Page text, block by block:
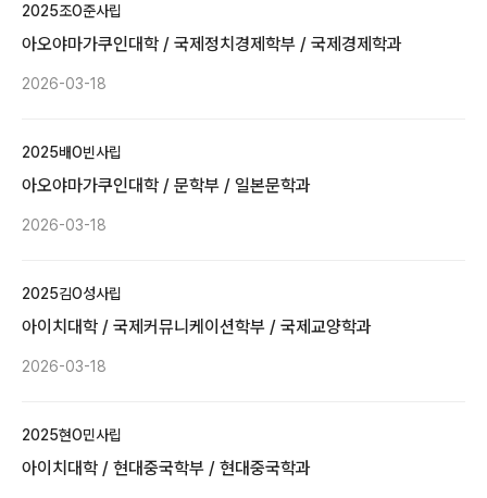
2025조O준사립
아오야마가쿠인대학 / 국제정치경제학부 / 국제경제학과
2026-03-18
2025배O빈사립
아오야마가쿠인대학 / 문학부 / 일본문학과
2026-03-18
2025김O성사립
아이치대학 / 국제커뮤니케이션학부 / 국제교양학과
2026-03-18
2025현O민사립
아이치대학 / 현대중국학부 / 현대중국학과